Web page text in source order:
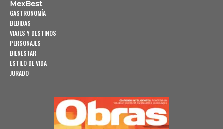
MexBest
GASTRONOMÍA
BEBIDAS
VIAJES Y DESTINOS
PERSONAJES
BIENESTAR
ESTILO DE VIDA
JURADO